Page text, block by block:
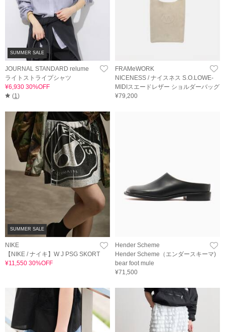
SUMMER SALE
JOURNAL STANDARD relume
ライトストライプシャツ
¥6,930 30%OFF
(1 )
FRAMeWORK
NICENESS / ナイスネス S.O.LOWE-
MIDIスエードレザー ショルダーバッグ
¥79,200
SUMMER SALE
NIKE
【NIKE / ナイキ】W J PSG SKORT
¥11,550 30%OFF
Hender Scheme
Hender Scheme（エンダースキーマ)
bear foot mule
¥71,500